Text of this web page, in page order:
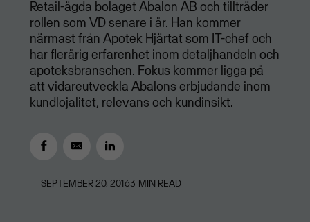
Retail-ägda bolaget Abalon AB och tillträder
rollen som VD senare i år. Han kommer
närmast från Apotek Hjärtat som IT-chef och
har flerårig erfarenhet inom detaljhandeln och
apoteksbranschen. Fokus kommer ligga på
att vidareutveckla Abalons erbjudande inom
kundlojalitet, relevans och kundinsikt.
SEPTEMBER 20, 20163 MIN READ